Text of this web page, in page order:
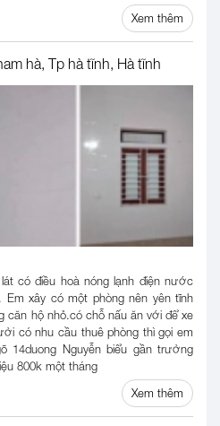
Xem thêm
hà, Tp hà tĩnh, Hà tĩnh
có điều hoà nóng lạnh điện nước
xây có một phòng nên yên tĩnh
căn hộ nhỏ.có chỗ nấu ăn với để xe
có nhu cầu thuê phòng thì gọi em
14duong Nguyễn biểu gần trường
800k một tháng
Xem thêm